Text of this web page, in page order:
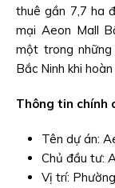
thuê gần 7,7 ha
mại Aeon Mall
một trong
Bắc Ninh khi
Thông tin chính
Tên dự án:
Chủ đầu tư:
Vị trí: